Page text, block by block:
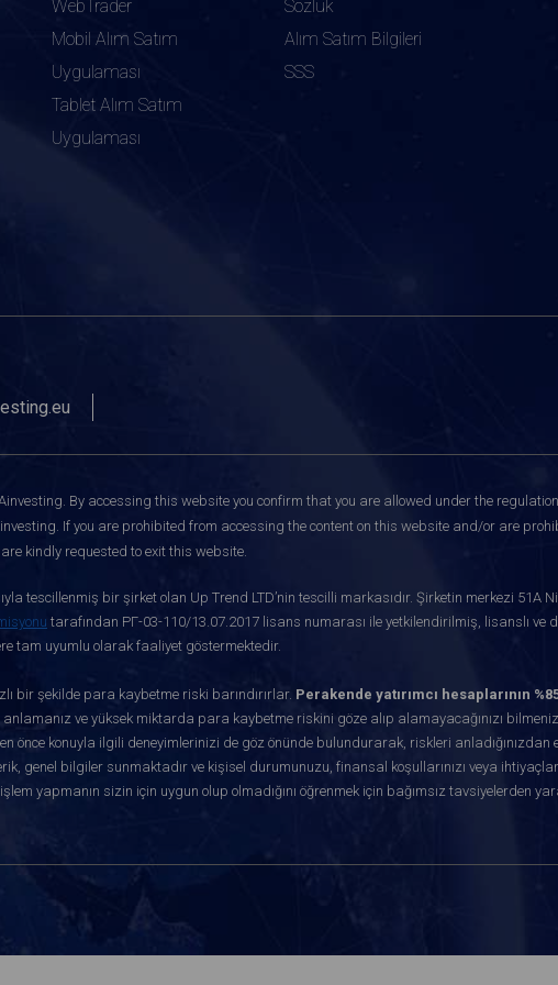
WebTrader
Mobil Alım Satım
Uygulaması
Tablet Alım Satım
Uygulaması
Sözlük
Alım Satım Bilgileri
SSS
By accessing this website you confirm that you are allowed under the
If you are prohibited from accessing the content on this website and/or are
kindly requested to exit this website.
tescillenmiş bir şirket olan Up Trend LTD’nin tescilli markasıdır. Şirketin merkezi 51A
tarafından РГ-03-110/13.07.2017 lisans numarası ile yetkilendirilmiş, lisanslı ve
tam uyumlu olarak faaliyet göstermektedir.
bir şekilde para kaybetme riski barındırırlar. Perakende yatırımcı hesaplarının
ve yüksek miktarda para kaybetme riskini göze alıp alamayacağınızı bilmeniz
önce konuyla ilgili deneyimlerinizi de göz önünde bulundurarak, riskleri anladığınızdan
genel bilgiler sunmaktadır ve kişisel durumunuzu, finansal koşullarınızı veya
yapmanın sizin için uygun olup olmadığını öğrenmek için bağımsız tavsiyelerden